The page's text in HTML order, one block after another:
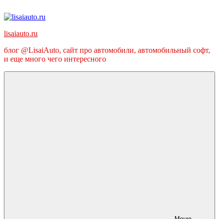
к
lisaiauto.ru
блог @LisaiAuto, сайт про автомобили, автомобильный софт,
и еще много чего интересного